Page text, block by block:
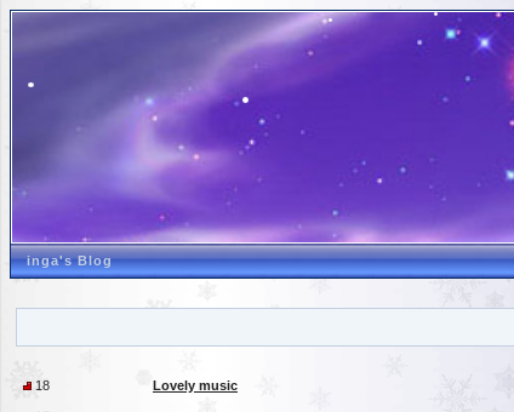
inga's Blog
18 Lovely music